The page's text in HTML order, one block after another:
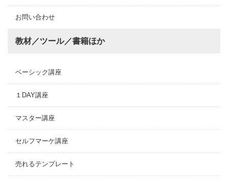
お問い合わせ
教材／ツール／書籍ほか
ベーシック講座
１DAY講座
マスター講座
セルフマーケ講座
売れるテンプレート